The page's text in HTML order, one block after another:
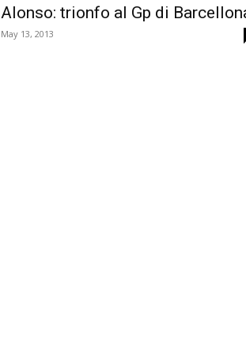
Alonso: trionfo al Gp di
May 13, 2013